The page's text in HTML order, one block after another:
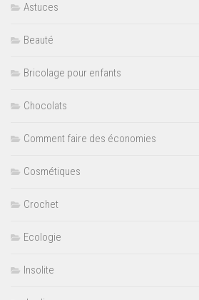
Astuces
Beauté
Bricolage pour enfants
Chocolats
Comment faire des économies
Cosmétiques
Crochet
Ecologie
Insolite